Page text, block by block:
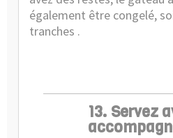
également être congelé,
tranches .
13. Servez